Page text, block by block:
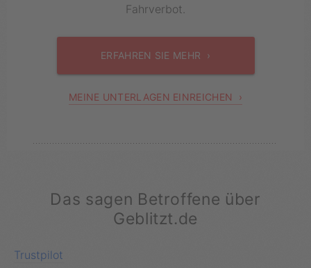
Fahrverbot.
ERFAHREN SIE MEHR ›
MEINE UNTERLAGEN EINREICHEN ›
Das sagen Betroffene über
Geblitzt.de
Trustpilot